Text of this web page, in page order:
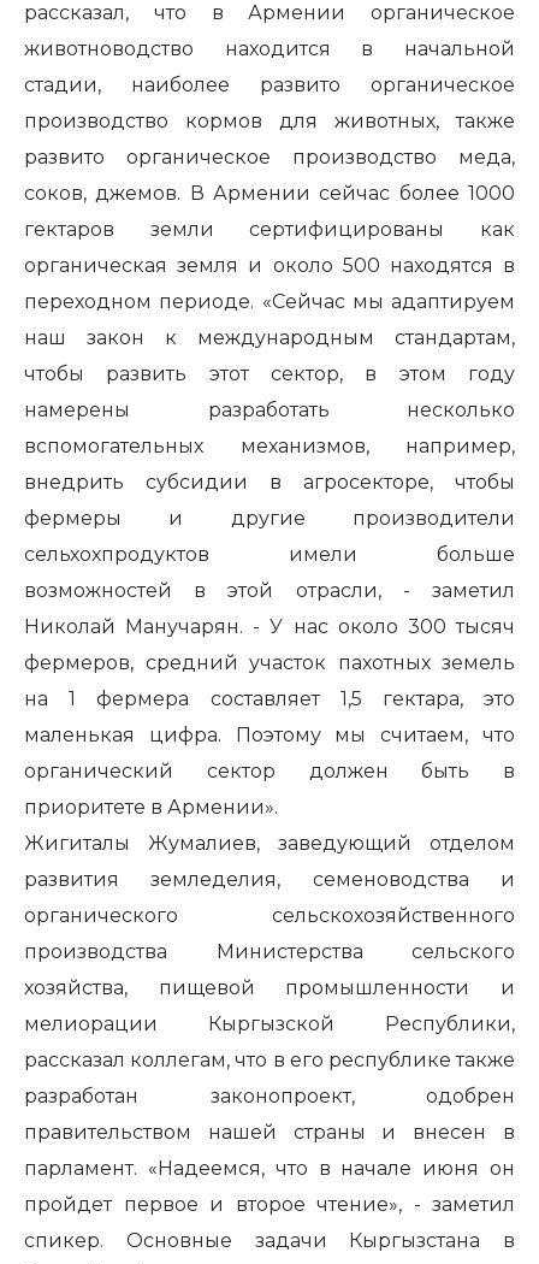
рассказал, что в Армении органическое
животноводство находится в начальной
стадии, наиболее развито органическое
производство кормов для животных, также
развито органическое производство меда,
соков, джемов. В Армении сейчас более 1000
гектаров земли сертифицированы как
органическая земля и около 500 находятся в
переходном периоде. «Сейчас мы адаптируем
наш закон к международным стандартам,
чтобы развить этот сектор, в этом году
намерены разработать несколько
вспомогательных механизмов, например,
внедрить субсидии в агросекторе, чтобы
фермеры и другие производители
сельхохпродуктов имели больше
возможностей в этой отрасли, - заметил
Николай Манучарян. - У нас около 300 тысяч
фермеров, средний участок пахотных земель
на 1 фермера составляет 1,5 гектара, это
маленькая цифра. Поэтому мы считаем, что
органический сектор должен быть в
приоритете в Армении».
Жигиталы Жумалиев, заведующий отделом
развития земледелия, семеноводства и
органического сельскохозяйственного
производства Министерства сельского
хозяйства, пищевой промышленности и
мелиорации Кыргызской Республики,
рассказал коллегам, что в его республике также
разработан законопроект, одобрен
правительством нашей страны и внесен в
парламент. «Надеемся, что в начале июня он
пройдет первое и второе чтение», - заметил
спикер. Основные задачи Кыргызстана в